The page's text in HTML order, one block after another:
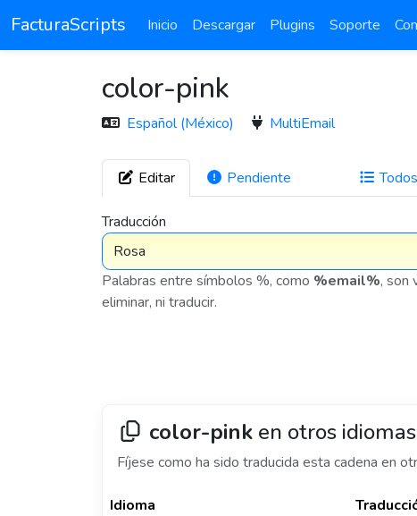
FacturaScripts Inicio Descargar Plugins Soporte
color-pink
Español (México) MultiEmail
Editar Pendiente Todos
Traducción
Palabras entre símbolos %, como %email%, son
eliminar, ni traducir.
color-pink en otros idiomas
Fíjese como ha sido traducida esta cadena en
Idioma